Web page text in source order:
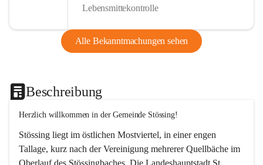
Lebensmittekontrolle
Alle Bekanntmachungen sehen
Beschreibung
Herzlich willkommen in der Gemeinde Stössing!
Stössing liegt im östlichen Mostviertel, in einer engen
Tallage, kurz nach der Vereinigung mehrerer Quellbäche im
Oberlauf des Stössingbaches. Die Landeshauptstadt St.